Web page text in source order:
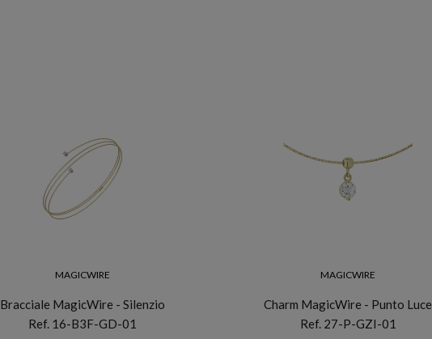
MAGICWIRE
Bracciale MagicWire - Silenzio
Ref. 16-B3F-GD-01
MAGICWIRE
Charm MagicWire - Punto Luce
Ref. 27-P-GZI-01